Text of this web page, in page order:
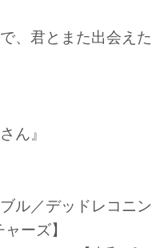
、君とまた出会えた
ん』
ル／デッドレコニン
ーズ】